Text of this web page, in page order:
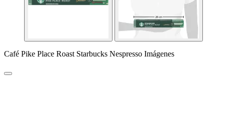
Café Pike Place Roast Starbucks Nespresso Imágenes